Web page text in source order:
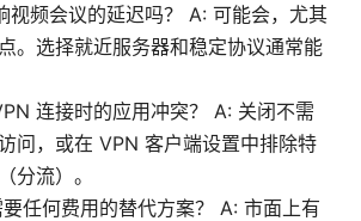
视频会议的延迟吗？ A: 可能会，尤其
。选择就近服务器和稳定协议通常能
连接时的应用冲突？ A: 关闭不需
问，或在 VPN 客户端设置中排除特
分流）。
任何费用的替代方案？ A: 市面上有